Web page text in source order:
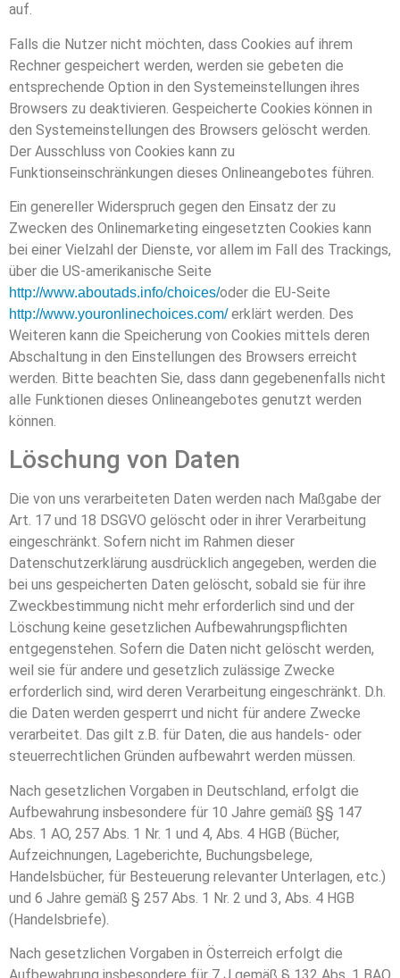
auf.
Falls die Nutzer nicht möchten, dass Cookies auf ihrem
Rechner gespeichert werden, werden sie gebeten die
entsprechende Option in den Systemeinstellungen ihres
Browsers zu deaktivieren. Gespeicherte Cookies können in
den Systemeinstellungen des Browsers gelöscht werden.
Der Ausschluss von Cookies kann zu
Funktionseinschränkungen dieses Onlineangebotes führen.
Ein genereller Widerspruch gegen den Einsatz der zu
Zwecken des Onlinemarketing eingesetzten Cookies kann
bei einer Vielzahl der Dienste, vor allem im Fall des Trackings,
über die US-amerikanische Seite
http://www.aboutads.info/choices/oder die EU-Seite
http://www.youronlinechoices.com/erklärt werden. Des
Weiteren kann die Speicherung von Cookies mittels deren
Abschaltung in den Einstellungen des Browsers erreicht
werden. Bitte beachten Sie, dass dann gegebenenfalls nicht
alle Funktionen dieses Onlineangebotes genutzt werden
können.
Löschung von Daten
Die von uns verarbeiteten Daten werden nach Maßgabe der
Art. 17 und 18 DSGVO gelöscht oder in ihrer Verarbeitung
eingeschränkt. Sofern nicht im Rahmen dieser
Datenschutzerklärung ausdrücklich angegeben, werden die
bei uns gespeicherten Daten gelöscht, sobald sie für ihre
Zweckbestimmung nicht mehr erforderlich sind und der
Löschung keine gesetzlichen Aufbewahrungspflichten
entgegenstehen. Sofern die Daten nicht gelöscht werden,
weil sie für andere und gesetzlich zulässige Zwecke
erforderlich sind, wird deren Verarbeitung eingeschränkt. D.h.
die Daten werden gesperrt und nicht für andere Zwecke
verarbeitet. Das gilt z.B. für Daten, die aus handels- oder
steuerrechtlichen Gründen aufbewahrt werden müssen.
Nach gesetzlichen Vorgaben in Deutschland, erfolgt die
Aufbewahrung insbesondere für 10 Jahre gemäß §§ 147
Abs. 1 AO, 257 Abs. 1 Nr. 1 und 4, Abs. 4 HGB (Bücher,
Aufzeichnungen, Lageberichte, Buchungsbelege,
Handelsbücher, für Besteuerung relevanter Unterlagen, etc.)
und 6 Jahre gemäß § 257 Abs. 1 Nr. 2 und 3, Abs. 4 HGB
(Handelsbriefe).
Nach gesetzlichen Vorgaben in Österreich erfolgt die